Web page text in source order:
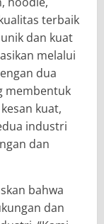
terbaik
dan kuat
melalui
dua
membentuk
kuat,
industri
dan
bahwa
dan